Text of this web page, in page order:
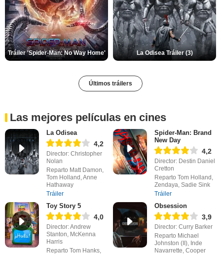
Tráiler 'Spider-Man: No Way Home' La Odisea Tráiler (3)
Últimos tráilers
Las mejores películas en cines
La Odisea
4,2
Director: Christopher
Nolan
Reparto Matt Damon,
Tom Holland, Anne
Hathaway
Tráiler
Spider-Man: Brand
New Day
4,2
Director: Destin Daniel
Cretton
Reparto Tom Holland,
Zendaya, Sadie Sink
Tráiler
Toy Story 5
4,0
Director: Andrew
Stanton, McKenna
Harris
Reparto Tom Hanks,
Obsession
3,9
Director: Curry Barker
Reparto Michael
Johnston (II), Inde
Navarrette, Cooper